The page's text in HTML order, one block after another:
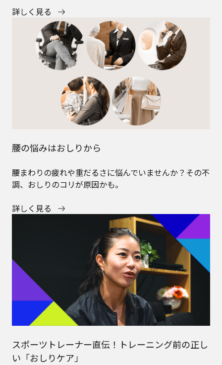
詳しく見る
腰の悩みはおしりから
腰まわりの疲れや重だるさに悩んでいませんか？その不
調、おしりのコリが原因かも。
詳しく見る
スポーツトレーナー直伝！トレーニング前の正し
い「おしりケア」